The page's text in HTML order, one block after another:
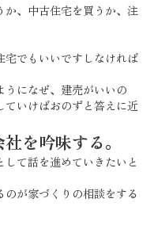
か、中古住宅を買うか、注
でもいいですしなければ
になぜ、建売がいいの
いけばおのずと答えに近
を吟味する。
て話を進めていきたいと
が家づくりの相談をする